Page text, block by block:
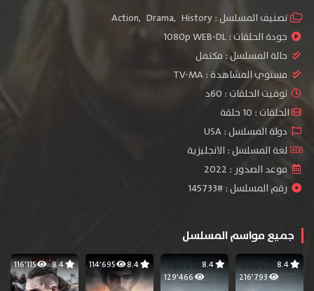
تصنيف المسلسل : Action, Drama, History
جودة الحلقات :1080p WEB-DL
حالة المسلسل : مكتمل
مستوي المشاهدة :TV-MA
توقيت الحلقات : 60د
الحلقات : 10 حلقة
دولة المسلسل : USA
لغة المسلسل : الانجليزية
موعد الصدور : 2022
رقم المسلسل : #145733
جميع مواسم المسلسل
8.4
216٬793
129٬466
8.4
8.4 116٬115